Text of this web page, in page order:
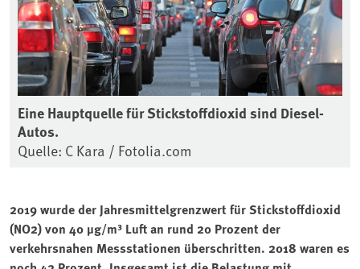
Eine Hauptquelle für Stickstoffdioxid sind Diesel-
Autos.
Quelle: C Kara / Fotolia.com
2019 wurde der Jahresmittelgrenzwert für Stickstoffdioxid
(NO2) von 40 µg/m³ Luft an rund 20 Prozent der
verkehrsnahen Messstationen überschritten. 2018 waren es